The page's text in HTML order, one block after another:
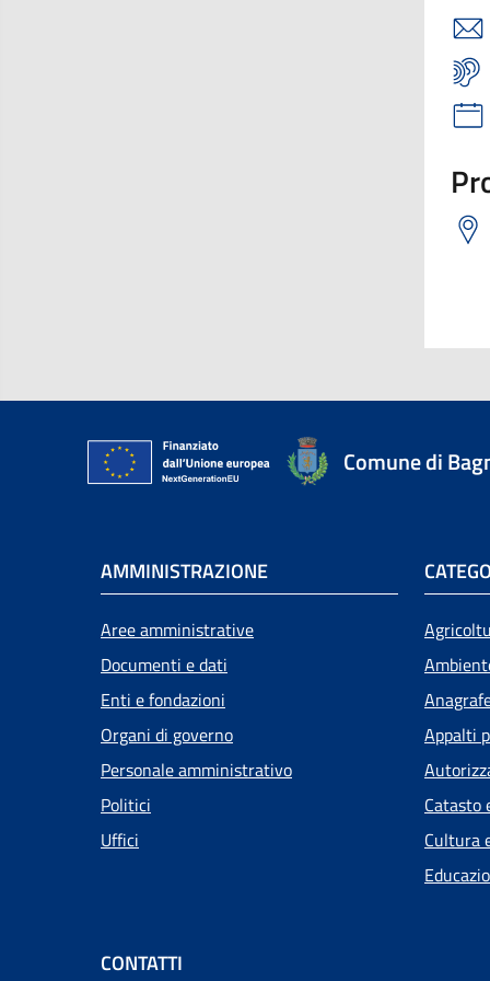
Comune di
AMMINISTRAZIONE
Aree amministrative
Documenti e dati
Enti e fondazioni
Organi di governo
Personale amministrativo
Politici
Uffici
Appalti
Catasto
Cultura
CONTATTI